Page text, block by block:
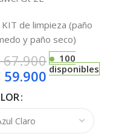
de limpieza (paño
y paño seco)
67.900
59.900
100
disponibles